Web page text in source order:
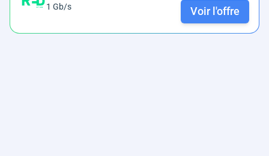
1 Gb/s Voir l'offre